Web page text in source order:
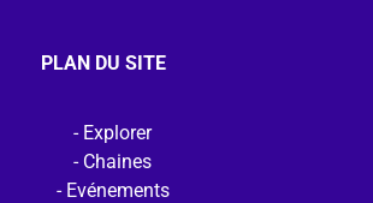
PLAN DU SITE
Explorer
Chaines
Evénements